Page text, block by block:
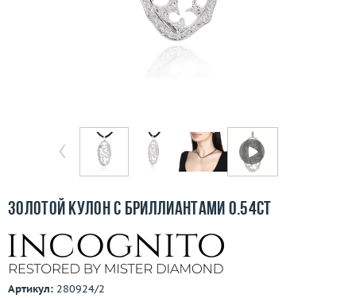
Бесплатная доставка
Контакты
3D-тур по шоуруму
Заказать звонок
Золотой кулон с бриллиантами 0.54ct
Артикул: 280924/2